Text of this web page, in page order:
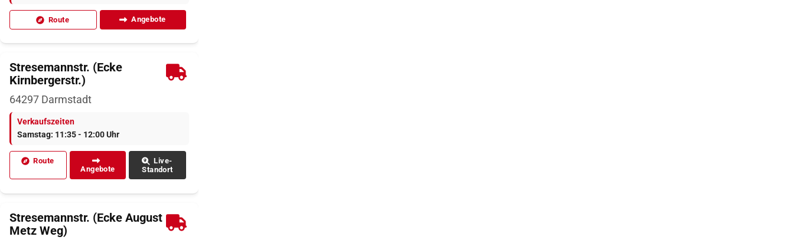
Route Angebote
Stresemannstr. (Ecke
Kirnbergerstr.)
64297 Darmstadt
Verkaufszeiten
Samstag: 11:35 - 12:00 Uhr
Route
Angebote
Live-
Standort
Stresemannstr. (Ecke August
Metz Weg)